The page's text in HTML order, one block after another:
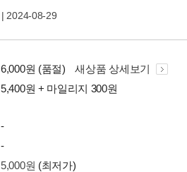
| 2024-08-29
6,000원 (품절)
새상품 상세보기
5,400원 + 마일리지 300원
-
-
5,000원 (최저가)